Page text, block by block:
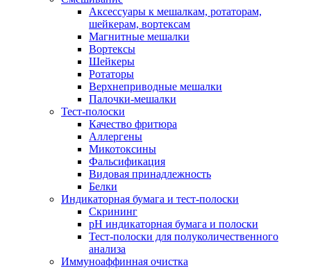
Аксессуары к мешалкам, ротаторам,
шейкерам, вортексам
Магнитные мешалки
Вортексы
Шейкеры
Ротаторы
Верхнеприводные мешалки
Палочки-мешалки
Тест-полоски
Качество фритюра
Аллергены
Микотоксины
Фальсификация
Видовая принадлежность
Белки
Индикаторная бумага и тест-полоски
Скрининг
pH индикаторная бумага и полоски
Тест-полоски для полуколичественного
анализа
Иммуноаффинная очистка